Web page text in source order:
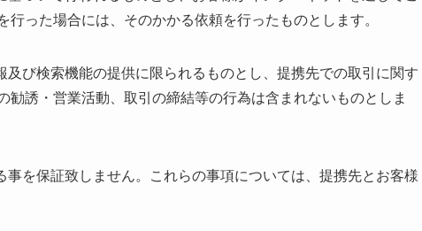
った場合には、そのかかる依頼を行ったものとします。
び検索機能の提供に限られるものとし、提携先での取引に関す
勧誘・営業活動、取引の締結等の行為は含まれないものとしま
を保証致しません。これらの事項については、提携先とお客様